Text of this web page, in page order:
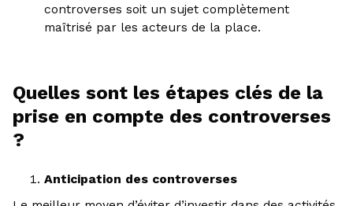
controverses soit un sujet complètement
maîtrisé par les acteurs de la place.
Quelles sont les étapes clés de la
prise en compte des controverses
?
Anticipation des controverses